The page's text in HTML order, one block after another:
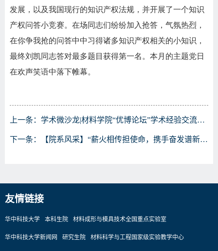
发展，以及我国现行的知识产权法规，并开展了一个知识
产权问答小竞赛。在场同志们纷纷加入抢答，气氛热烈，
在你争我抢的问答中中习得诸多知识产权相关的小知识，
最终刘凯同志答对最多题目获得第一名。本月的主题党日
在欢声笑语中落下帷幕。
上一条： 学术微沙龙|材料学院“优博论坛”学术经验交流分享会顺利开展
下一条： 【院系风采】“薪火相传担使命，携手奋发谱新篇”能源、材料、外国语学院研究生党支部联合开展4月主题党日
友情链接
华中科技大学 本科生院 材料成形与模具技术全国重点实验室
华中科技大学新闻网 研究生院 材料科学与工程国家级实验教学中心